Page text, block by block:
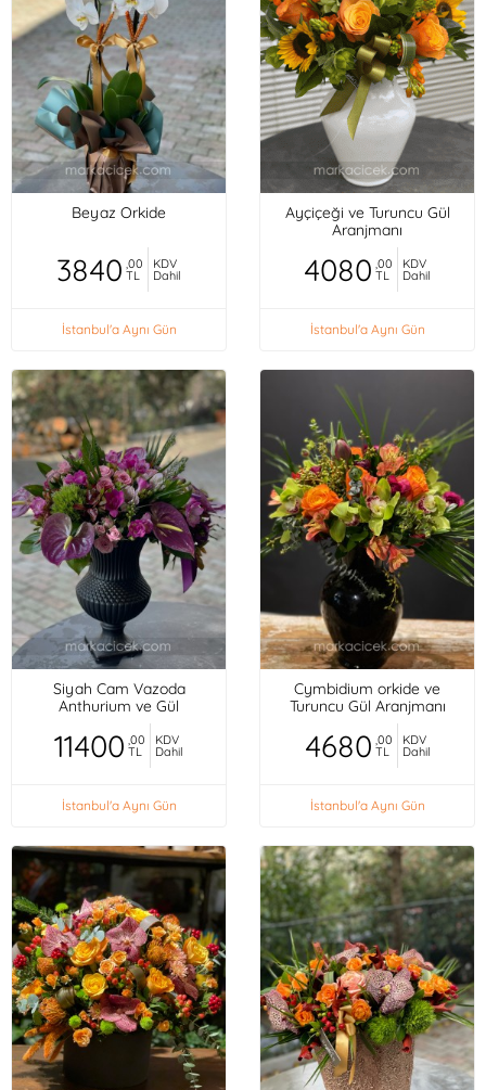
Beyaz Orkide
3840 ,00
TL
KDV
Dahil
İstanbul'a Aynı Gün
Ayçiçeği ve Turuncu Gül
Aranjmanı
4080 ,00
TL
KDV
Dahil
İstanbul'a Aynı Gün
Siyah Cam Vazoda
Anthurium ve Gül
11400 ,00
TL
KDV
Dahil
İstanbul'a Aynı Gün
Cymbidium orkide ve
Turuncu Gül Aranjmanı
4680 ,00
TL
KDV
Dahil
İstanbul'a Aynı Gün